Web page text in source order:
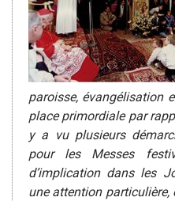
paroisse, évangélisation
place primordiale par
y a vu plusieurs
pour les Messes
d’implication dans les
une attention particulière,